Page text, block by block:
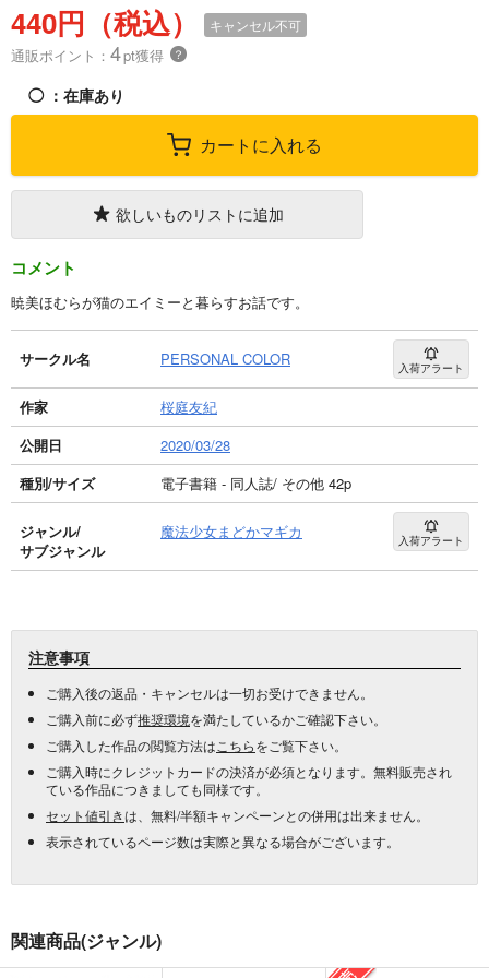
440円（税込） キャンセル不可
通販ポイント： 4pt獲得 ？
◯ ：在庫あり
カートに入れる
欲しいものリストに追加
コメント
暁美ほむらが猫のエイミーと暮らすお話です。
サークル名 PERSONAL COLOR 入荷アラート
作家
桜庭友紀
公開日
2020/03/28
種別/サイズ
電子書籍 - 同人誌/ その他 42p
ジャンル/
サブジャンル
魔法少女まどかマギカ 入荷アラート
注意事項
ご購入後の返品・キャンセルは一切お受けできません。
ご購入前に必ず推奨環境を満たしているかご確認下さい。
ご購入した作品の閲覧方法は こちらをご覧下さい。
ご購入時にクレジットカードの決済が必須となります。無料販売され
ている作品につきましても同様です。
セット値引きは、無料/半額キャンペーンとの併用は出来ません。
表示されているページ数は実際と異なる場合がございます。
関連商品(ジャンル)